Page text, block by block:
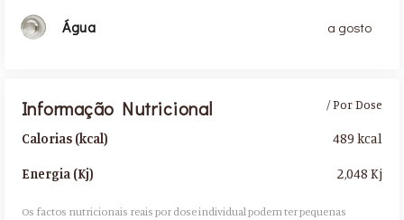
Água a gosto
Informação Nutricional
Calorias (kcal)
Energia (Kj)
/ Por Dose
489 kcal
2,048 Kj
Os factos nutricionais reais por dose individual podem ter pequenas